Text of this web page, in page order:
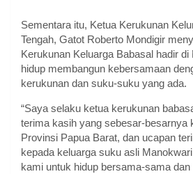
Sementara itu, Ketua Kerukunan
Tengah, Gatot Roberto Mondigir
Kerukunan Keluarga Babasal hadir
hidup membangun kebersamaan
kerukunan dan suku-suku yang ada.
“Saya selaku ketua kerukunan
terima kasih yang sebesar-besarnya
Provinsi Papua Barat, dan ucapan
kepada keluarga suku asli
kami untuk hidup bersama-sama